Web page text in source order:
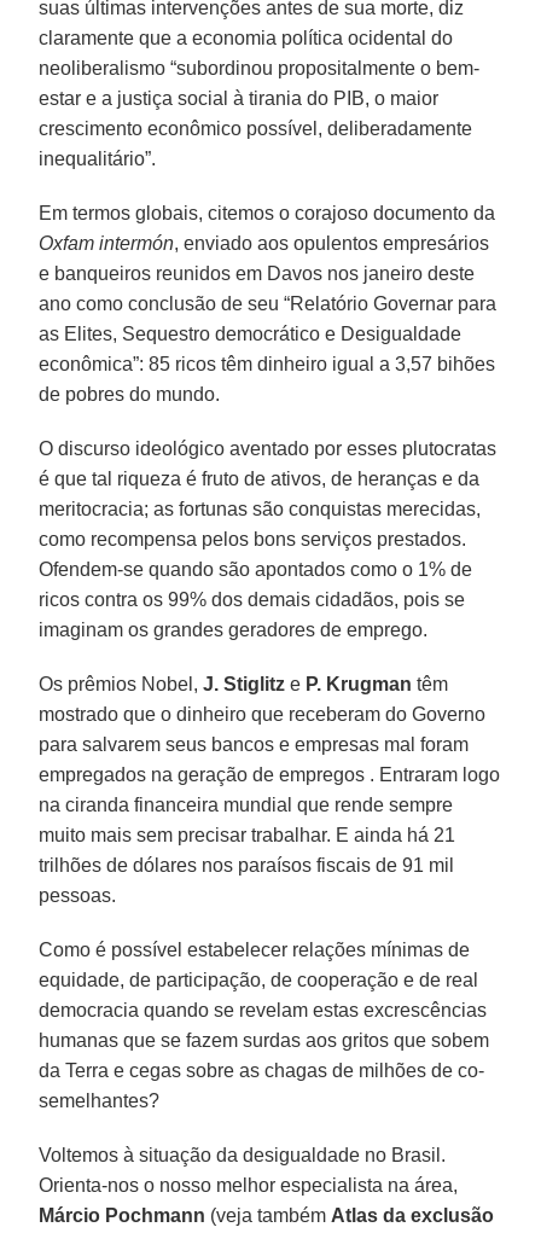
suas últimas intervenções antes de sua morte, diz
claramente que a economia política ocidental do
neoliberalismo “subordinou propositalmente o bem-
estar e a justiça social à tirania do PIB, o maior
crescimento econômico possível, deliberadamente
inequalitário”.
Em termos globais, citemos o corajoso documento da
Oxfam intermón, enviado aos opulentos empresários
e banqueiros reunidos em Davos nos janeiro deste
ano como conclusão de seu “Relatório Governar para
as Elites, Sequestro democrático e Desigualdade
econômica”: 85 ricos têm dinheiro igual a 3,57 bihões
de pobres do mundo.
O discurso ideológico aventado por esses plutocratas
é que tal riqueza é fruto de ativos, de heranças e da
meritocracia; as fortunas são conquistas merecidas,
como recompensa pelos bons serviços prestados.
Ofendem-se quando são apontados como o 1% de
ricos contra os 99% dos demais cidadãos, pois se
imaginam os grandes geradores de emprego.
Os prêmios Nobel,J. Stiglitz e P. Krugman têm
mostrado que o dinheiro que receberam do Governo
para salvarem seus bancos e empresas mal foram
empregados na geração de empregos . Entraram logo
na ciranda financeira mundial que rende sempre
muito mais sem precisar trabalhar. E ainda há 21
trilhões de dólares nos paraísos fiscais de 91 mil
pessoas.
Como é possível estabelecer relações mínimas de
equidade, de participação, de cooperação e de real
democracia quando se revelam estas excrescências
humanas que se fazem surdas aos gritos que sobem
da Terra e cegas sobre as chagas de milhões de co-
semelhantes?
Voltemos à situação da desigualdade no Brasil.
Orienta-nos o nosso melhor especialista na área,
Márcio Pochmann (veja também Atlas da exclusão